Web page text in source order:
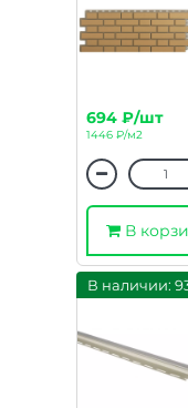
694 ₽/шт
1446 ₽/м2
В
В наличии: